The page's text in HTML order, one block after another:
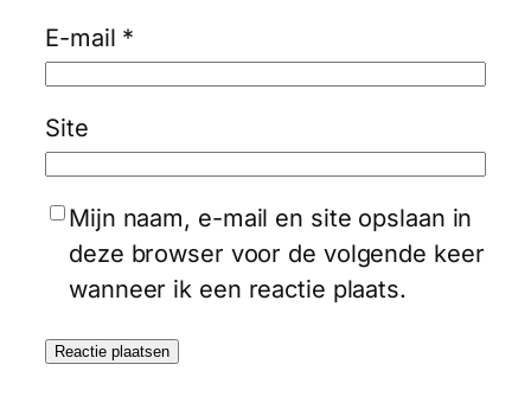
E-mail *
Site
Mijn naam, e-mail en site opslaan in
deze browser voor de volgende keer
wanneer ik een reactie plaats.